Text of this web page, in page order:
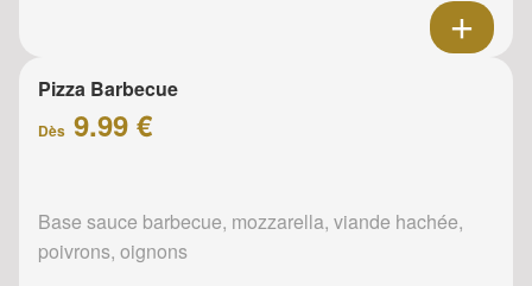
Pizza Barbecue
Dès 9.99 €
Base sauce barbecue, mozzarella, viande hachée,
poivrons, oignons